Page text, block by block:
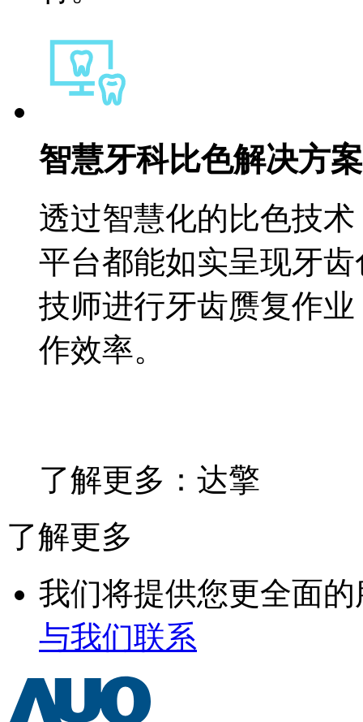
智慧牙科比色解决方案
透过智慧化的比色技
平台都能如实呈现牙
技师进行牙齿赝复作
作效率。
了解更多：达擎
了解更多
我们将提供您更全面的
与我们联系